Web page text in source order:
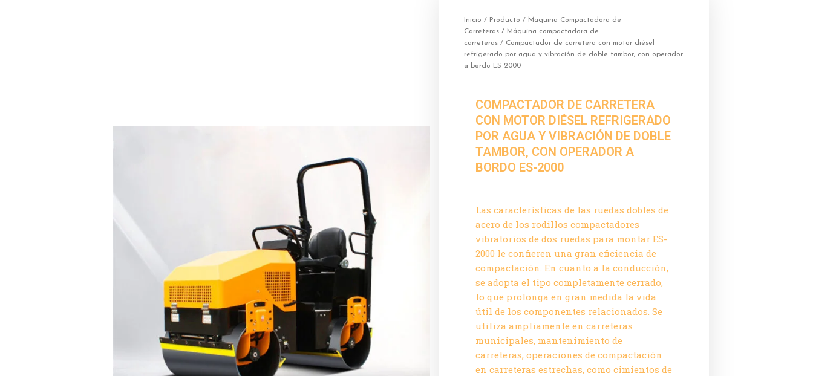
Inicio / Producto / Maquina Compactadora de
Carreteras / Máquina compactadora de
carreteras / Compactador de carretera con motor diésel
refrigerado por agua y vibración de doble tambor, con operador
a bordo ES-2000
COMPACTADOR DE CARRETERA
CON MOTOR DIÉSEL REFRIGERADO
POR AGUA Y VIBRACIÓN DE DOBLE
TAMBOR, CON OPERADOR A
BORDO ES-2000
Las características de las ruedas dobles de
acero de los rodillos compactadores
vibratorios de dos ruedas para montar ES-
2000 le confieren una gran eficiencia de
compactación. En cuanto a la conducción,
se adopta el tipo completamente cerrado,
lo que prolonga en gran medida la vida
útil de los componentes relacionados. Se
utiliza ampliamente en carreteras
municipales, mantenimiento de
carreteras, operaciones de compactación
en carreteras estrechas, como cimientos de